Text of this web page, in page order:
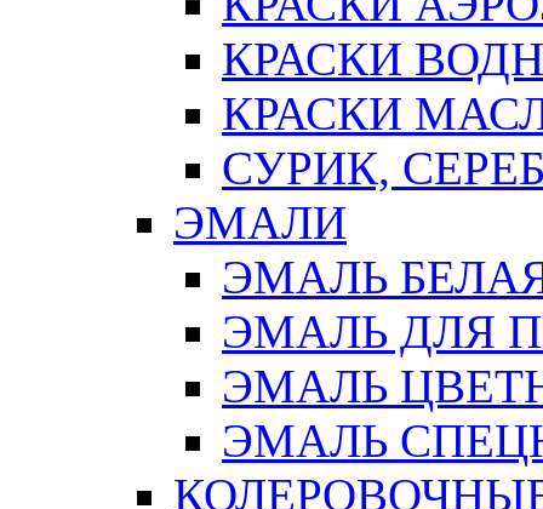
КРАСКИ
КРАСКИ
СУРИК,
ЭМАЛИ
ЭМАЛЬ
ЭМАЛЬ ДЛЯ
ЭМАЛЬ
ЭМАЛЬ